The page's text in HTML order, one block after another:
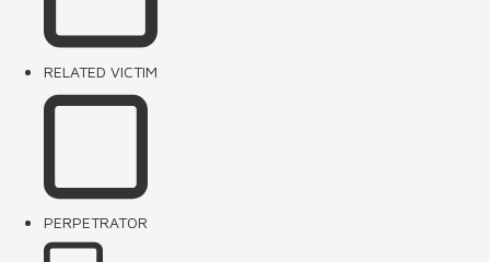
RELATED VICTIM
PERPETRATOR